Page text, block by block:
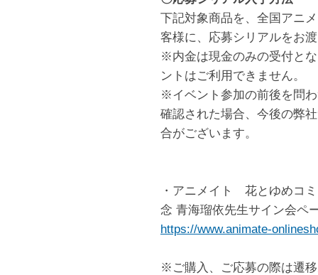
下記対象商品を、全国アニ
客様に、応募シリアルをお
※内金は現金のみの受付と
ントはご利用できません。
※イベント参加の前後を問
確認された場合、今後の弊
合がございます。
・アニメイト 花とゆめコ
念 青海瑠依先生サイン会ペ
https://www.animate-
※ご購入、ご応募の際は遷